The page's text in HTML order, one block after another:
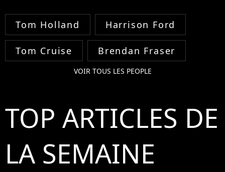
Tom Holland Harrison Ford
Tom Cruise Brendan Fraser
VOIR TOUS LES PEOPLE
TOP ARTICLES DE
LA SEMAINE